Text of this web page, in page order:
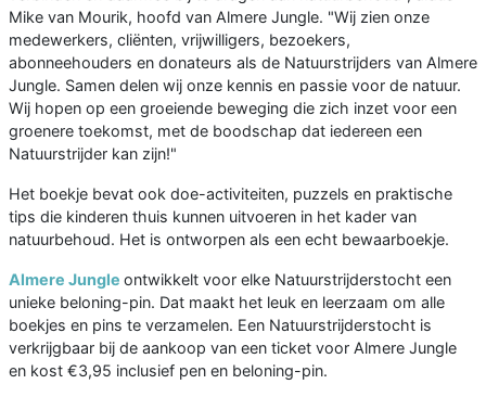
Mike van Mourik, hoofd van Almere Jungle. "Wij zien onze
medewerkers, cliënten, vrijwilligers, bezoekers,
abonneehouders en donateurs als de Natuurstrijders van Almere
Jungle. Samen delen wij onze kennis en passie voor de natuur.
Wij hopen op een groeiende beweging die zich inzet voor een
groenere toekomst, met de boodschap dat iedereen een
Natuurstrijder kan zijn!"
Het boekje bevat ook doe-activiteiten, puzzels en praktische
tips die kinderen thuis kunnen uitvoeren in het kader van
natuurbehoud. Het is ontworpen als een echt bewaarboekje.
Almere Jungle ontwikkelt voor elke Natuurstrijderstocht een
unieke beloning-pin. Dat maakt het leuk en leerzaam om alle
boekjes en pins te verzamelen. Een Natuurstrijderstocht is
verkrijgbaar bij de aankoop van een ticket voor Almere Jungle
en kost €3,95 inclusief pen en beloning-pin.